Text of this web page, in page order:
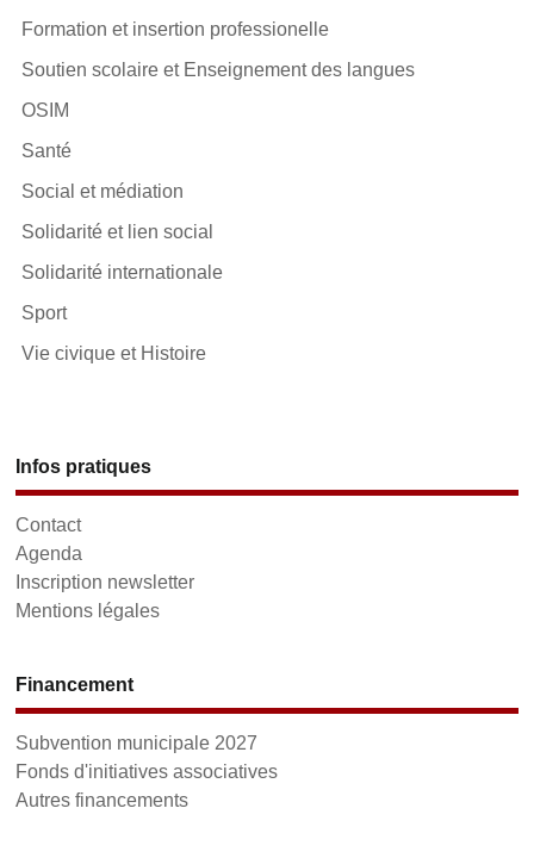
Formation et insertion professionelle
Soutien scolaire et Enseignement des langues
OSIM
Santé
Social et médiation
Solidarité et lien social
Solidarité internationale
Sport
Vie civique et Histoire
Infos pratiques
Contact
Agenda
Inscription newsletter
Mentions légales
Financement
Subvention municipale 2027
Fonds d'initiatives associatives
Autres financements